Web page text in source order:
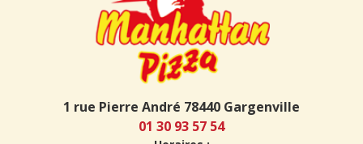
1 rue Pierre André 78440 Gargenville
01 30 93 57 54